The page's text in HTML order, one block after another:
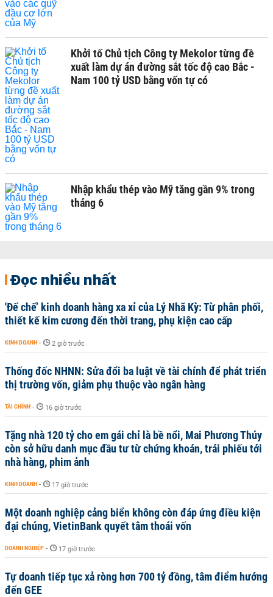
Khởi tố Chủ tịch Công ty Mekolor từng đề
xuất làm dự án đường sắt tốc độ cao Bắc -
Nam 100 tỷ USD bằng vốn tự có
Nhập khẩu thép vào Mỹ tăng gần 9% trong
tháng 6
Đọc nhiều nhất
'Đế chế’ kinh doanh hàng xa xỉ của Lý Nhã Kỳ: Từ phân phối,
thiết kế kim cương đến thời trang, phụ kiện cao cấp
KINH DOANH - 2 giờ trước
Thống đốc NHNN: Sửa đổi ba luật về tài chính để phát triển
thị trường vốn, giảm phụ thuộc vào ngân hàng
TÀI CHÍNH - 16 giờ trước
Tặng nhà 120 tỷ cho em gái chỉ là bề nổi, Mai Phương Thúy
còn sở hữu danh mục đầu tư từ chứng khoán, trái phiếu tới
nhà hàng, phim ảnh
KINH DOANH - 17 giờ trước
Một doanh nghiệp cảng biển không còn đáp ứng điều kiện
đại chúng, VietinBank quyết tâm thoái vốn
DOANH NGHIỆP - 17 giờ trước
Tự doanh tiếp tục xả ròng hơn 700 tỷ đồng, tâm điểm hướng
đến GEE